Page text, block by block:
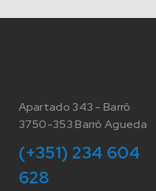
Apartado 343 - Barrô
3750-353 Barrô Agueda
(+351) 234 604
628